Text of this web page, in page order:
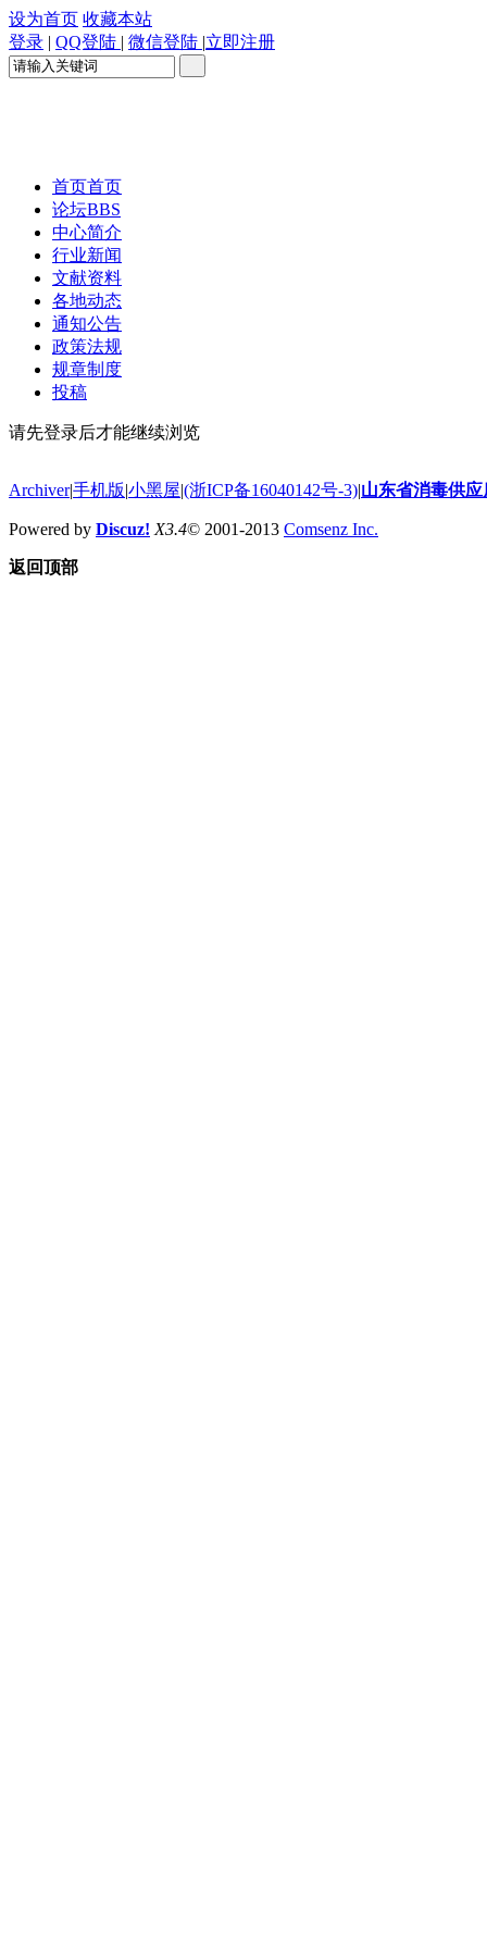
设为首页 收藏本站
登录 | QQ登陆 | 微信登陆 |立即注册
首页首页
论坛BBS
中心简介
行业新闻
文献资料
各地动态
通知公告
政策法规
规章制度
投稿
请先登录后才能继续浏览
Archiver|手机版|小黑屋|(浙ICP备16040142号-3)|山东省消毒供
Powered by Discuz! X3.4© 2001-2013 Comsenz Inc.
返回顶部